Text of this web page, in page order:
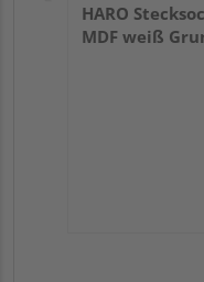
HARO
MDF weiß